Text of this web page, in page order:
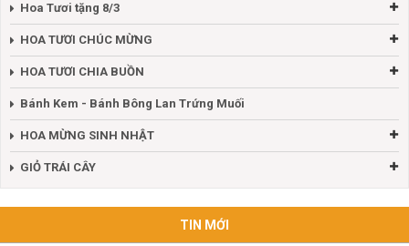
Hoa Tươi tặng 8/3
HOA TƯƠI CHÚC MỪNG
HOA TƯƠI CHIA BUỒN
Bánh Kem - Bánh Bông Lan Trứng Muối
HOA MỪNG SINH NHẬT
GIỎ TRÁI CÂY
TIN MỚI